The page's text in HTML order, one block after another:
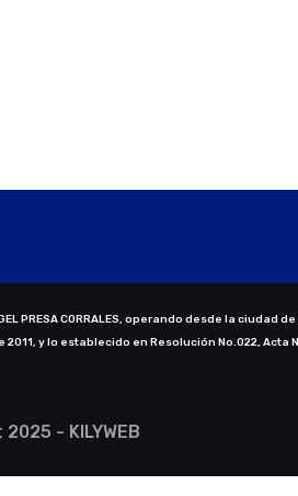
PRESA CORRALES, operando desde la ciudad
y lo establecido en Resolución No.022, Acta
- KILYWEB